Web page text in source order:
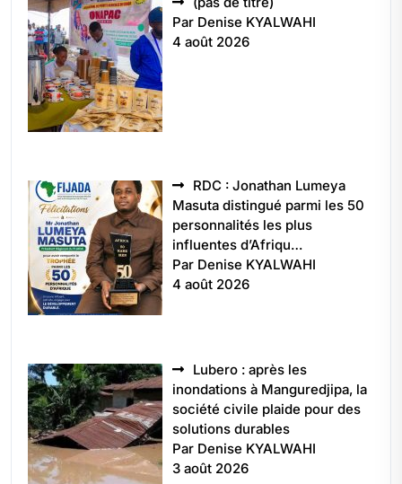
5496
Par Denise KYALWAHI
4 août 2026
RDC : Jonathan Lumeya
Masuta distingué parmi les 50
personnalités les plus
influentes d’Afriqu…
Par Denise KYALWAHI
4 août 2026
Lubero : après les
inondations à Manguredjipa, la
société civile plaide pour des
solutions durables
Par Denise KYALWAHI
3 août 2026